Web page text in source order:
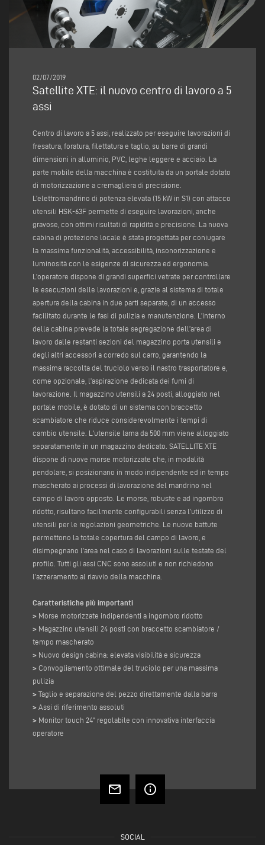
02/07/2019
Satellite XTE: il nuovo centro di lavoro a 5
assi
Centro di lavoro a 5 assi, realizzato per eseguire lavorazioni di
fresatura, foratura, filettatura e taglio, su barre di grandi
dimensioni in alluminio, PVC, leghe leggere e acciaio. La
parte mobile della macchina è costituita da un portale dotato
di motorizzazione a cremagliera di precisione.
L’elettromandrino di potenza elevata (15 kW in S1) con attacco
utensili HSK-63F permette di eseguire lavorazioni, anche
gravose, con ottimi risultati di rapidità e precisione. La nuova
cabina di protezione locale è stata progettata per coniugare
la massima funzionalità, accessibilità, insonorizzazione e
luminosità con le esigenze di sicurezza ed ergonomia.
L’operatore dispone di grandi superfici vetrate per controllare
le esecuzioni delle lavorazioni e, grazie al sistema di totale
apertura della cabina in due parti separate, di un accesso
facilitato durante le fasi di pulizia e manutenzione. L’interno
della cabina prevede la totale segregazione dell’area di
lavoro dalle restanti sezioni del magazzino porta utensili e
degli altri accessori a corredo sul carro, garantendo la
massima raccolta del truciolo verso il nastro trasportatore e,
come opzionale, l’aspirazione dedicata dei fumi di
lavorazione. Il magazzino utensili a 24 posti, alloggiato nel
portale mobile, è dotato di un sistema con braccetto
scambiatore che riduce considerevolmente i tempi di
cambio utensile. L'utensile lama da 500 mm viene alloggiato
separatamente in un magazzino dedicato. SATELLITE XTE
dispone di nuove morse motorizzate che, in modalità
pendolare, si posizionano in modo indipendente ed in tempo
mascherato ai processi di lavorazione del mandrino nel
campo di lavoro opposto. Le morse, robuste e ad ingombro
ridotto, risultano facilmente configurabili senza l’utilizzo di
utensili per le regolazioni geometriche. Le nuove battute
permettono la totale copertura del campo di lavoro, e
disimpegnano l’area nel caso di lavorazioni sulle testate del
profilo. Tutti gli assi CNC sono assoluti e non richiedono
l’azzeramento al riavvio della macchina.
Caratteristiche più importanti
> Morse motorizzate indipendenti a ingombro ridotto
> Magazzino utensili 24 posti con braccetto scambiatore /
tempo mascherato
> Nuovo design cabina: elevata visibilità e sicurezza
> Convogliamento ottimale del truciolo per una massima
pulizia
> Taglio e separazione del pezzo direttamente dalla barra
> Assi di riferimento assoluti
> Monitor touch 24" regolabile con innovativa interfaccia
operatore
mail_outline info_outline